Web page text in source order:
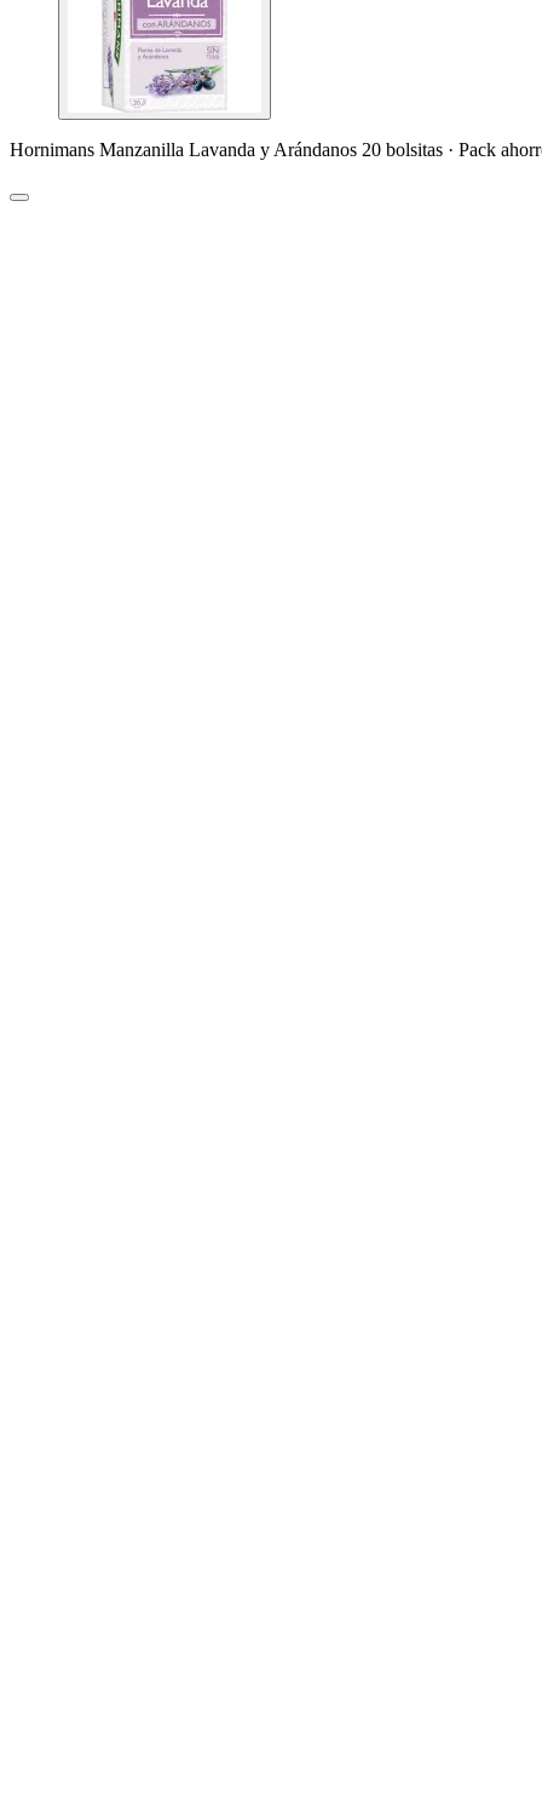
Hornimans Manzanilla Lavanda y Arándanos 20 bolsitas · Pack